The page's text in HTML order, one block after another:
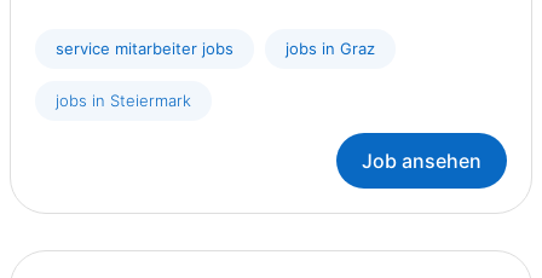
service mitarbeiter jobs jobs in Graz
jobs in Steiermark
Job ansehen